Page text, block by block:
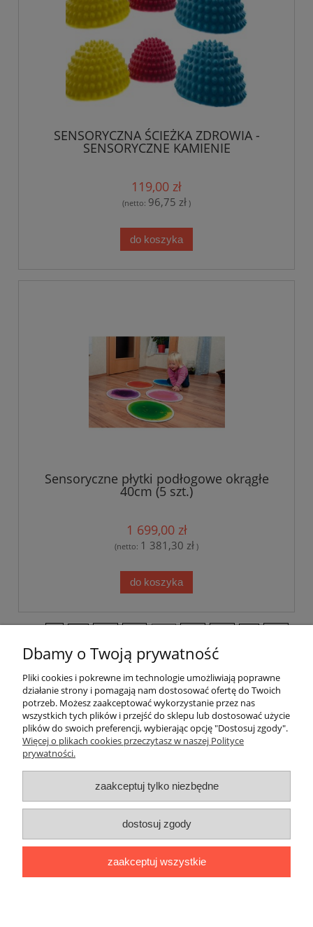
SENSORYCZNA ŚCIEŻKA ZDROWIA -
SENSORYCZNE KAMIENIE
119,00 zł
(netto: 96,75 zł )
do koszyka
Sensoryczne płytki podłogowe okrągłe
40cm (5 szt.)
1 699,00 zł
(netto: 1 381,30 zł )
do koszyka
»
Pomoc
Dostawa
Gwarancja i zwroty
O firmie
|ul. Sienkiewicza 11 F|59-850 Świeradów
Zdrój|TELEFON:608 087 097|MAIL:
Dbamy o Twoją prywatność
Pliki cookies i pokrewne im technologie umożliwiają poprawne
działanie strony i pomagają nam dostosować ofertę do Twoich
potrzeb. Możesz zaakceptować wykorzystanie przez nas
wszystkich tych plików i przejść do sklepu lub dostosować użycie
plików do swoich preferencji, wybierając opcję "Dostosuj zgody".
Więcej o plikach cookies przeczytasz w naszej Polityce
prywatności.
zaakceptuj tylko niezbędne
dostosuj zgody
zaakceptuj wszystkie